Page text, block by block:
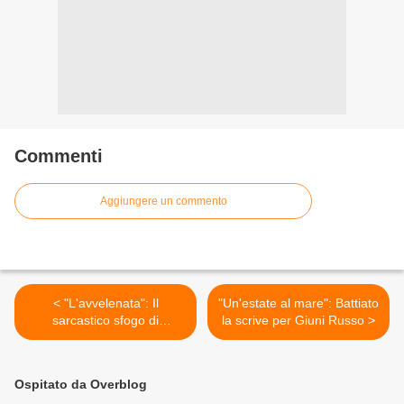
Commenti
Aggiungere un commento
< "L'avvelenata": Il
sarcastico sfogo di
Francesco Guccini
"Un'estate al mare": Battiato
la scrive per Giuni Russo >
Ospitato da Overblog